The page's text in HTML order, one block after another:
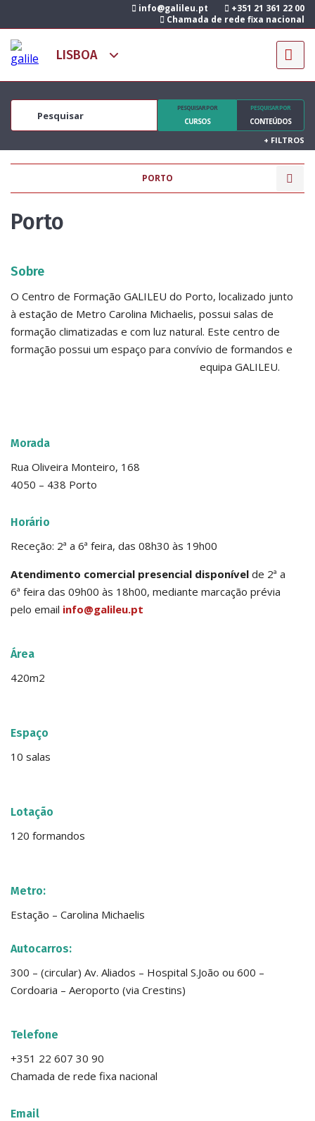
info@galileu.pt
+351 21 361 22 00
Chamada de rede fixa nacional
PESQUISAR POR
CURSOS
PESQUISAR POR
CONTEÚDOS
+ FILTROS
PORTO
Porto
Sobre
O Centro de Formação GALILEU do Porto, localizado junto
à estação de Metro Carolina Michaelis, possui salas de
formação climatizadas e com luz natural. Este centro de
formação possui um espaço para convívio de formandos e
equipa GALILEU.
Morada
Rua Oliveira Monteiro, 168
4050 – 438 Porto
Horário
Receção: 2ª a 6ª feira, das 08h30 às 19h00
Atendimento comercial presencial disponível de 2ª a
6ª feira das 09h00 às 18h00, mediante marcação prévia
pelo email info@galileu.pt
Área
420m2
Espaço
10 salas
Lotação
120 formandos
Metro:
Estação – Carolina Michaelis
Autocarros:
300 – (circular) Av. Aliados – Hospital S.João ou 600 –
Cordoaria – Aeroporto (via Crestins)
Telefone
+351 22 607 30 90
Chamada de rede fixa nacional
Email